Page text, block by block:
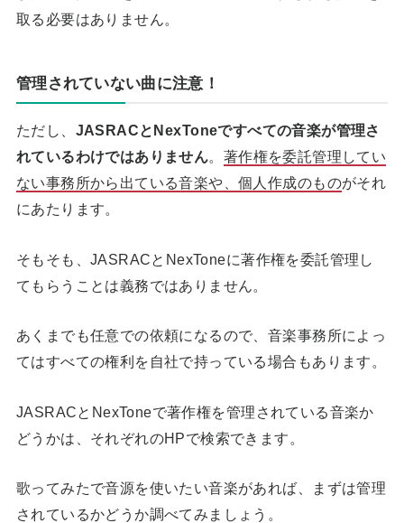
取る必要はありません。
管理されていない曲に注意！
ただし、 JASRACとNexToneですべての音楽が管理さ
れているわけではありません。 著作権を委託管理してい
ない事務所から出ている音楽や、個人作成のものがそれ
にあたります。
そもそも、JASRACとNexToneに著作権を委託管理し
てもらうことは義務ではありません。
あくまでも任意での依頼になるので、音楽事務所によっ
てはすべての権利を自社で持っている場合もあります。
JASRACとNexToneで著作権を管理されている音楽か
どうかは、それぞれのHPで検索できます。
歌ってみたで音源を使いたい音楽があれば、まずは管理
されているかどうか調べてみましょう。